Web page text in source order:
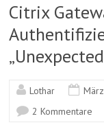
Citrix
Lothar
2 Kommentare